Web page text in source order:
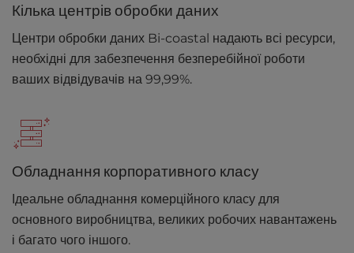
Кілька центрів обробки даних
Центри обробки даних Bi-coastal надають всі ресурси,
необхідні для забезпечення безперебійної роботи
ваших відвідувачів на 99,99%.
Обладнання корпоративного класу
Ідеальне обладнання комерційного класу для
основного виробництва, великих робочих навантажень
і багато чого іншого.